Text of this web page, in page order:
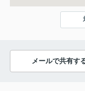
メールで共有す